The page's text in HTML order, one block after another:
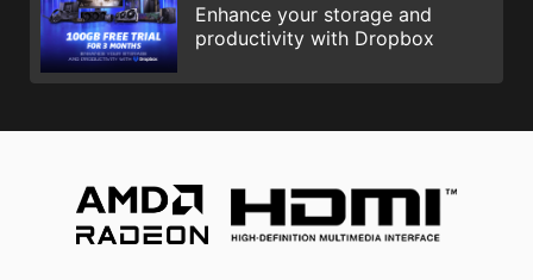
Enhance your storage and
productivity with Dropbox